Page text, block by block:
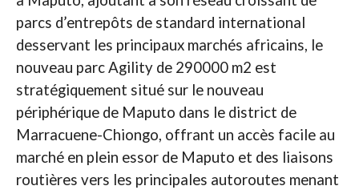
parcs d’entrepôts de standard international
desservant les principaux marchés africains, le
nouveau parc Agility de 290000 m2 est
stratégiquement situé sur le nouveau
périphérique de Maputo dans le district de
Marracuene-Chiongo, offrant un accès facile au
marché en plein essor de Maputo et des liaisons
routières vers les principales autoroutes menant